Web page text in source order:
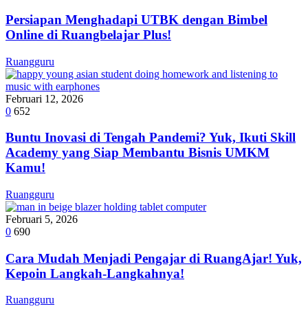
Persiapan Menghadapi UTBK dengan Bimbel
Online di Ruangbelajar Plus!
Ruangguru
Februari 12, 2026
0 652
Buntu Inovasi di Tengah Pandemi? Yuk, Ikuti Skill
Academy yang Siap Membantu Bisnis UMKM
Kamu!
Ruangguru
Februari 5, 2026
0 690
Cara Mudah Menjadi Pengajar di RuangAjar! Yuk,
Kepoin Langkah-Langkahnya!
Ruangguru